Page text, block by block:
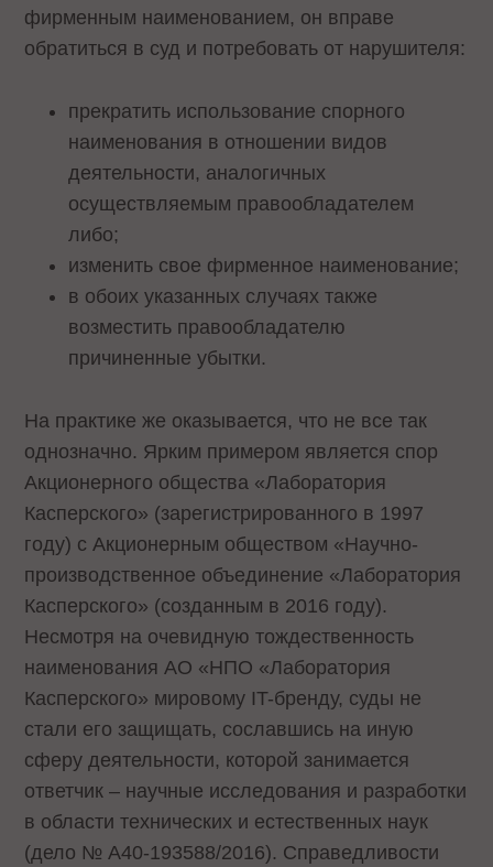
фирменным наименованием, он вправе
обратиться в суд и потребовать от нарушителя:
прекратить использование спорного
наименования в отношении видов
деятельности, аналогичных
осуществляемым правообладателем
либо;
изменить свое фирменное наименование;
в обоих указанных случаях также
возместить правообладателю
причиненные убытки.
На практике же оказывается, что не все так
однозначно. Ярким примером является спор
Акционерного общества «Лаборатория
Касперского» (зарегистрированного в 1997
году) с Акционерным обществом «Научно-
производственное объединение «Лаборатория
Касперского» (созданным в 2016 году).
Несмотря на очевидную тождественность
наименования АО «НПО «Лаборатория
Касперского» мировому IT-бренду, суды не
стали его защищать, сославшись на иную
сферу деятельности, которой занимается
ответчик – научные исследования и разработки
в области технических и естественных наук
(дело № А40-193588/2016). Справедливости